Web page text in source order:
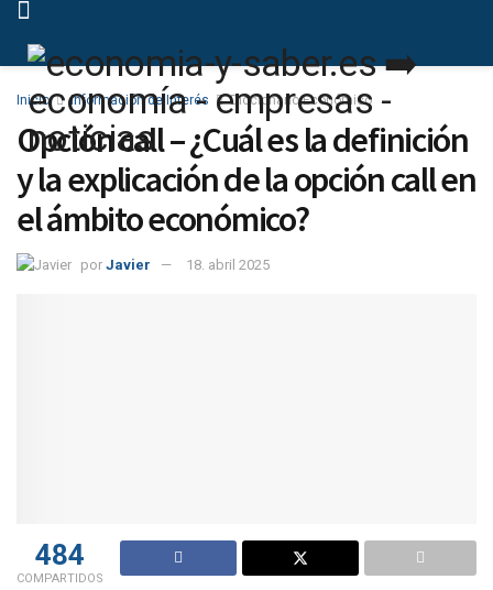
Inicio Información de Interés Diccionario Económico
Opción call – ¿Cuál es la definición
y la explicación de la opción call en
el ámbito económico?
por Javier 18. abril 2025
484
COMPARTIDOS